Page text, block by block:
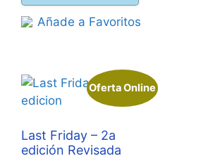
Añade a Favoritos
Oferta Online
Last Friday – 2a
edición Revisada